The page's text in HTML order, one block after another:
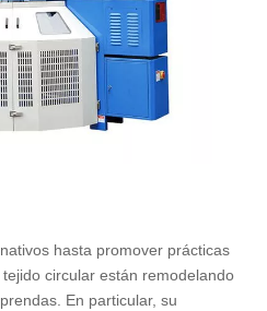
hasta promover prácticas
circular están remodelando
En particular, su